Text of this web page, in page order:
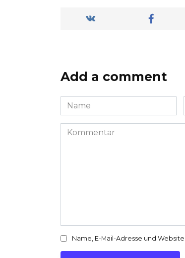
Add a comment
Name
*
Kommentar
Name, E-Mail-Adresse und